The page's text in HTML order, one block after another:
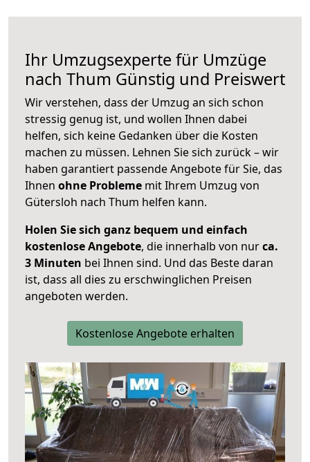
Ihr Umzugsexperte für Umzüge
nach Thum Günstig und Preiswert
Wir verstehen, dass der Umzug an sich schon
stressig genug ist, und wollen Ihnen dabei
helfen, sich keine Gedanken über die Kosten
machen zu müssen. Lehnen Sie sich zurück – wir
haben garantiert passende Angebote für Sie, das
Ihnen ohne Probleme mit Ihrem Umzug von
Gütersloh nach Thum helfen kann.
Holen Sie sich ganz bequem und einfach
kostenlose Angebote, die innerhalb von nurca.
3 Minuten bei Ihnen sind. Und das Beste daran
ist, dass all dies zu erschwinglichen Preisen
angeboten werden.
Kostenlose Angebote erhalten